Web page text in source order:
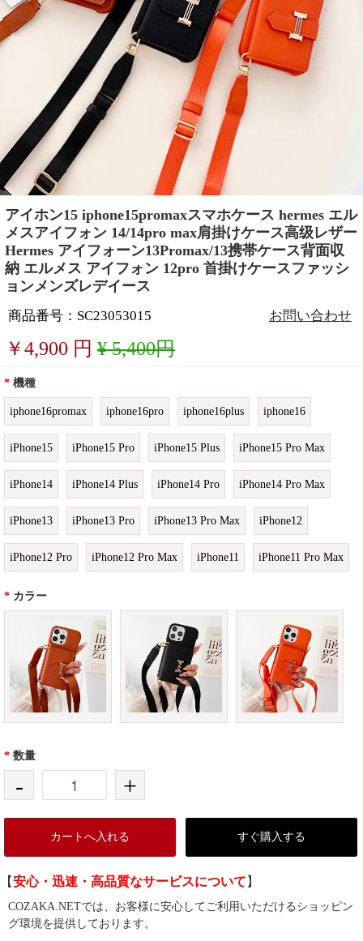
アイホン15 iphone15promaxスマホケース hermes エル
メスアイフォン 14/14pro max肩掛けケース高级レザー
Hermes アイフォーン13Promax/13携帯ケース背面収
納 エルメス アイフォン 12pro 首掛けケースファッシ
ョンメンズレデイース
商品番号：SC23053015 お問い合わせ
￥4,900 円 ¥ 5,400円
* 機種
iphone16promax iphone16pro iphone16plus iphone16
iPhone15 iPhone15 Pro iPhone15 Plus iPhone15 Pro Max
iPhone14 iPhone14 Plus iPhone14 Pro iPhone14 Pro Max
iPhone13 iPhone13 Pro iPhone13 Pro Max iPhone12
iPhone12 Pro iPhone12 Pro Max iPhone11 iPhone11 Pro Max
* カラー
* 数量
- +
カートへ入れる すぐ購入する
【安心・迅速・高品質なサービスについて 】
COZAKA.NETでは、お客様に安心してご利用いただけるショッピン
グ環境を提供しております。